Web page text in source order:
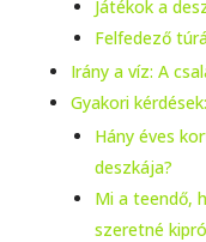
Játékok a
Felfedező
Irány a víz: A
Gyakori
Hány éves
deszkája?
Mi a teendő,
szeretné